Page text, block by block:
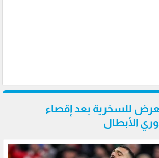
للسخرية بعد إقصاء
الأبطال